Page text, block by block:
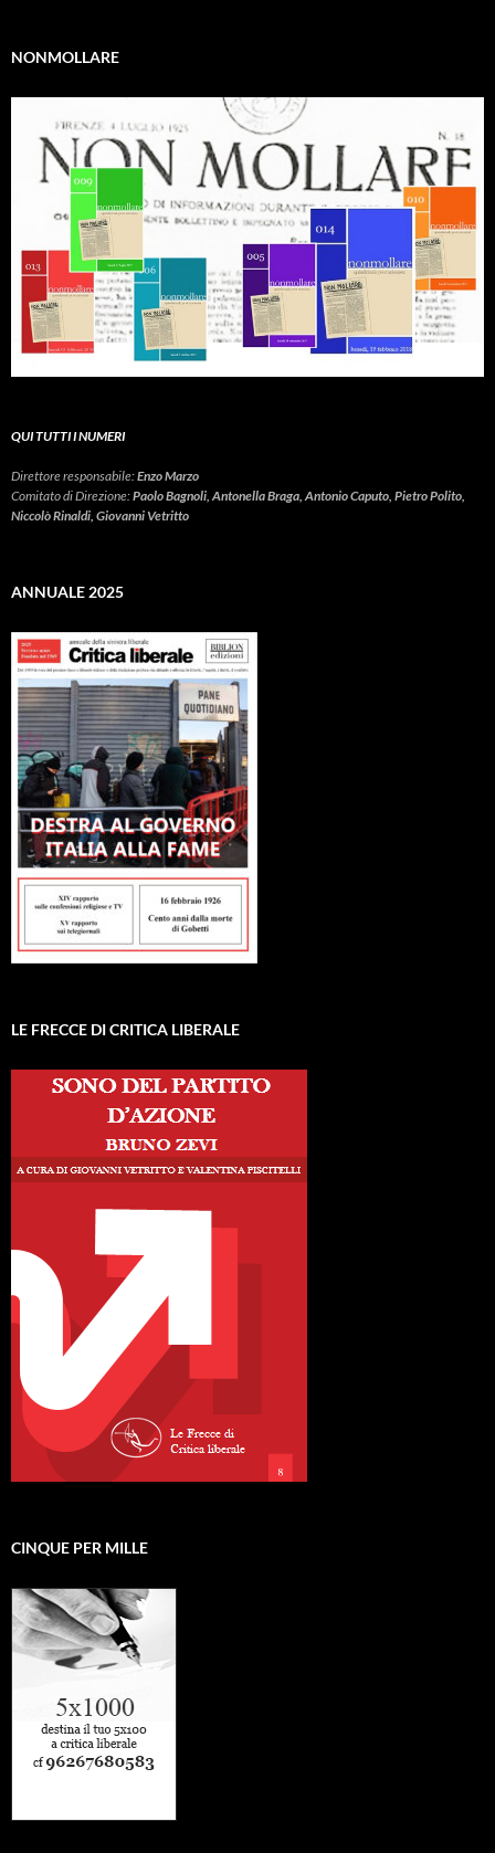
NONMOLLARE
QUI TUTTI I NUMERI
Direttore responsabile:Enzo Marzo
Comitato di Direzione:Paolo Bagnoli, Antonella Braga, Antonio Caputo, Pietro Polito,
Niccolò Rinaldi, Giovanni Vetritto
ANNUALE 2025
LE FRECCE DI CRITICA LIBERALE
CINQUE PER MILLE